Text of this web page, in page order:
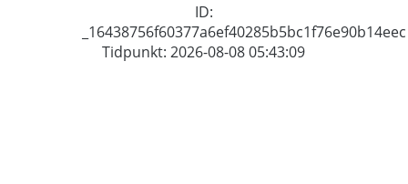
ID:
_16438756f60377a6ef40285b5bc1f76e90b14eec
Tidpunkt: 2026-08-08 05:43:09